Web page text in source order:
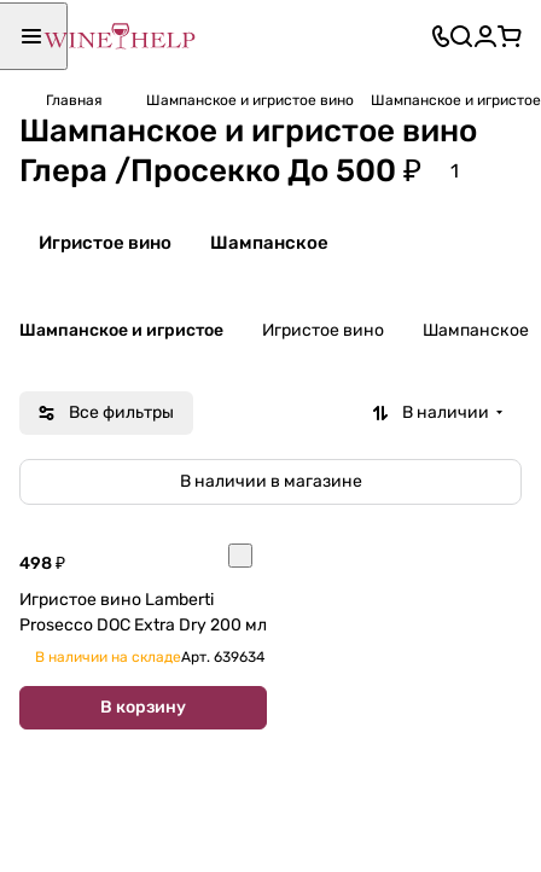
Главная Шампанское и игристое вино Шампанское и
Шампанское и игристое вино
Глера /Просекко До 500 ₽
1
Игристое вино Шампанское
Шампанское и игристое Игристое вино Шампанское
Все фильтры В наличии
В наличии в магазине
498 ₽
Игристое вино Lamberti
Prosecco DOC Extra Dry 200 мл
В наличии на складеАрт. 639634
В корзину